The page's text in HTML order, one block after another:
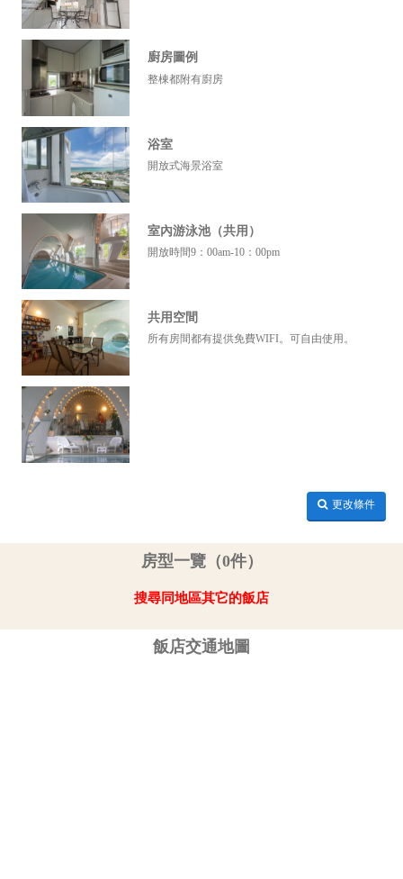
廚房圖例
整棟都附有廚房
浴室
開放式海景浴室
室內游泳池（共用）
開放時間9：00am-10：00pm
共用空間
所有房間都有提供免費WIFI。可自由使用。
更改條件
房型一覽（0件）
搜尋同地區其它的飯店
飯店交通地圖